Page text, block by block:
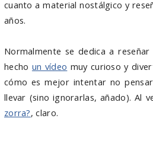
cuanto a material nostálgico y
años.
Normalmente se dedica a reseñar
hecho un vídeo muy curioso y
cómo es mejor intentar no
llevar (sino ignorarlas, añado). Al
zorra?, claro.